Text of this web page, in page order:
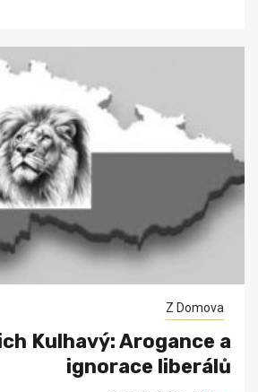
Z Domova
Kulhavý: Arogance a
ignorace liberálů